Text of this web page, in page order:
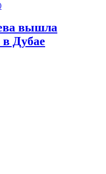
вышла
Дубае